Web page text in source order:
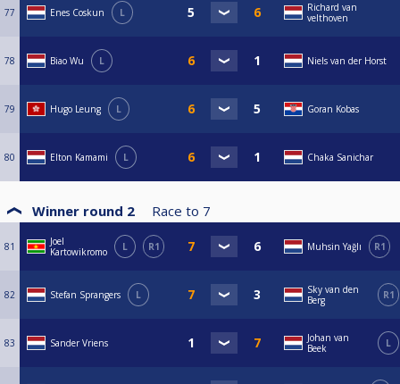
77 Enes Coskun L
Richard van
velthoven
78 Biao Wu L Niels van der Horst
79 Hugo Leung L Goran Kobas
80 Elton Kamami L Chaka Sanichar
Winner round 2 Race to 7
81
Joel
Kartowikromo
L R1 Muhsin Yağlı R1
82 Stefan Sprangers L
Sky van den
Berg
R1
83 Sander Vriens
Johan van
Beek
L